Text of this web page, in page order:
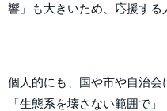
響」も大きいため、応援する
個人的にも、国や市や自治
「生態系を壊さない範囲で